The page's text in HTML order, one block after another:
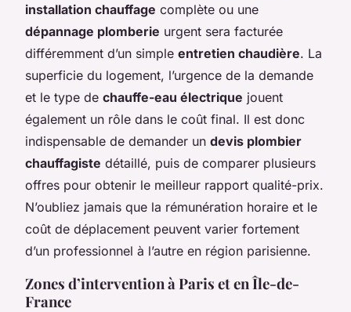
installation chauffage complète ou une
dépannage plomberie urgent sera facturée
différemment d’un simple entretien chaudière. La
superficie du logement, l’urgence de la demande
et le type de chauffe-eau électrique jouent
également un rôle dans le coût final. Il est donc
indispensable de demander un devis plombier
chauffagiste détaillé, puis de comparer plusieurs
offres pour obtenir le meilleur rapport qualité-prix.
N’oubliez jamais que la rémunération horaire et le
coût de déplacement peuvent varier fortement
d’un professionnel à l’autre en région parisienne.
Zones d’intervention à Paris et en Île-de-
France